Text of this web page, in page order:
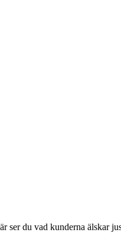
ser du vad kunderna